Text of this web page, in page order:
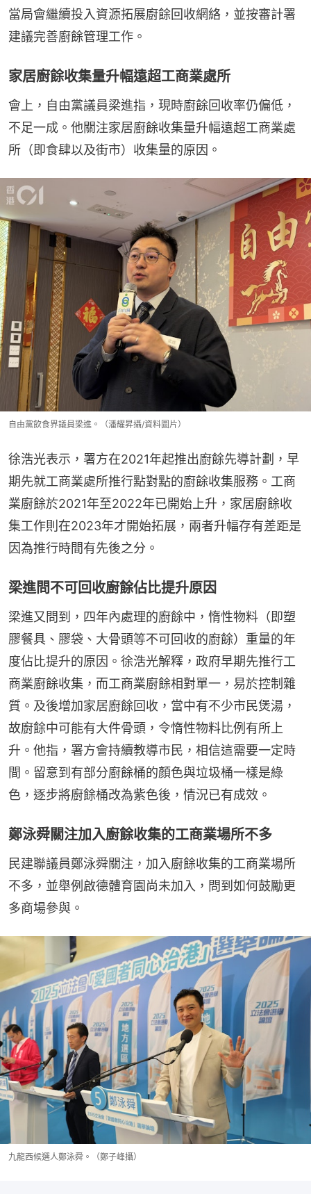
當局會繼續投入資源拓展廚餘回收網絡，並按審計署
建議完善廚餘管理工作。
家居廚餘收集量升幅遠超工商業處所
會上，自由黨議員梁進指，現時廚餘回收率仍偏低，
不足一成。他關注家居廚餘收集量升幅遠超工商業處
所（即食肆以及街市）收集量的原因。
自由黨飲食界議員梁進。（潘耀昇攝/資料圖片）
徐浩光表示，署方在2021年起推出廚餘先導計劃，早
期先就工商業處所推行點對點的廚餘收集服務。工商
業廚餘於2021年至2022年已開始上升，家居廚餘收
集工作則在2023年才開始拓展，兩者升幅存有差距是
因為推行時間有先後之分。
梁進問不可回收廚餘佔比提升原因
梁進又問到，四年內處理的廚餘中，惰性物料（即塑
膠餐具、膠袋、大骨頭等不可回收的廚餘）重量的年
度佔比提升的原因。徐浩光解釋，政府早期先推行工
商業廚餘收集，而工商業廚餘相對單一，易於控制雜
質。及後增加家居廚餘回收，當中有不少市民煲湯，
故廚餘中可能有大件骨頭，令惰性物料比例有所上
升。他指，署方會持續教導市民，相信這需要一定時
間。留意到有部分廚餘桶的顏色與垃圾桶一樣是綠
色，逐步將廚餘桶改為紫色後，情況已有成效。
鄭泳舜關注加入廚餘收集的工商業場所不多
民建聯議員鄭泳舜關注，加入廚餘收集的工商業場所
不多，並舉例啟德體育園尚未加入，問到如何鼓勵更
多商場參與。
九龍西候選人鄭泳舜。（鄭子峰攝）